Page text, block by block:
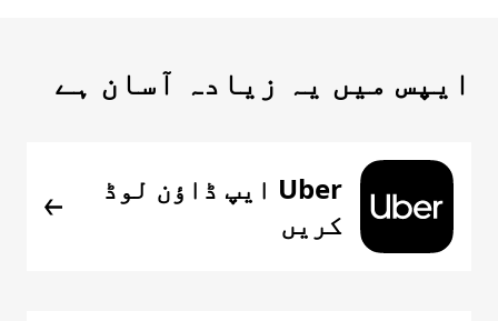
ایپس میں یہ زیادہ آسان ہے
Uber ایپ ڈاؤن لوڈ
کریں